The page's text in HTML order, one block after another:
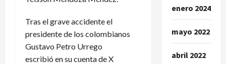
Tras el grave accidente el
presidente de los colombianos
Gustavo Petro Urrego
escribió en su cuenta de X
enero 2024
mayo 2022
abril 2022